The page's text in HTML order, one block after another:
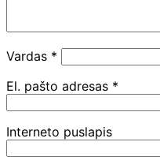
Vardas *
El. pašto adresas *
Interneto puslapis